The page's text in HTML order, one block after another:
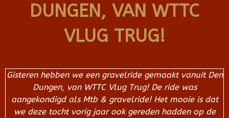
DUNGEN, VAN WTTC
VLUG TRUG!
Gisteren hebben we een gravelride gemaakt vanuit Den
Dungen, van WTTC Vlug Trug! De ride was
aangekondigd als Mtb & gravelride! Het mooie is dat
we deze tocht vorig jaar ook gereden hadden op de